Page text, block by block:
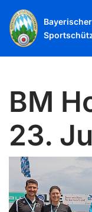
Bayerischer
BM
23.